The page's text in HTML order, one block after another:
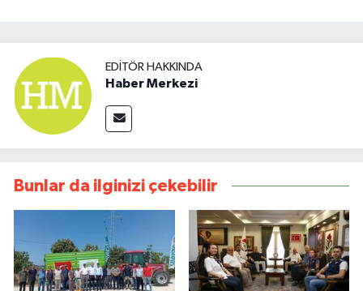
EDITÖR HAKKINDA
Haber Merkezi
Bunlar da ilginizi çekebilir